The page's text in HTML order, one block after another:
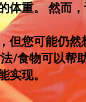
体重。 然而
但您可能仍然
/食物可以帮
实现。